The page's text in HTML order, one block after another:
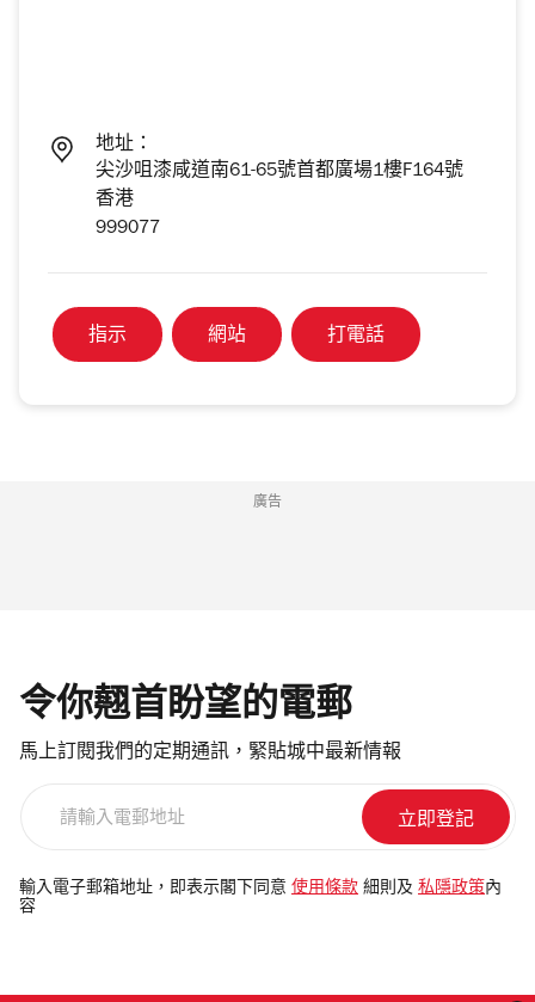
地址：
尖沙咀漆咸道南61-65號首都廣場1樓F164號
香港
999077
指示 網站 打電話
廣告
令你翹首盼望的電郵
馬上訂閱我們的定期通訊，緊貼城中最新情報
電
郵
輸入電子郵箱地址，即表示閣下同意 使用條款 細則及 私隱政策 內
容